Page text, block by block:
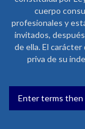
cuerpo
profesionales y
invitados,
de ella. El
priva de su